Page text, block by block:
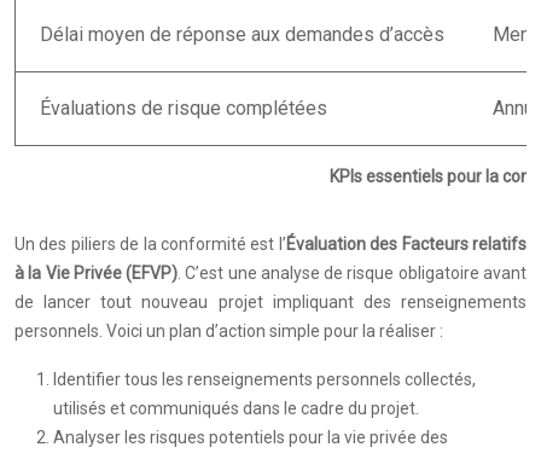
KPIs essentiels pour la
Délai moyen de réponse aux demandes d’accès
Évaluations de risque complétées
Un des piliers de la conformité est l’Évaluation des Facteurs relatifs
à la Vie Privée (EFVP) . C’est une analyse de risque obligatoire avant
de lancer tout nouveau projet impliquant des renseignements
personnels. Voici un plan d’action simple pour la réaliser :
Identifier tous les renseignements personnels collectés,
utilisés et communiqués dans le cadre du projet.
Analyser les risques potentiels pour la vie privée des